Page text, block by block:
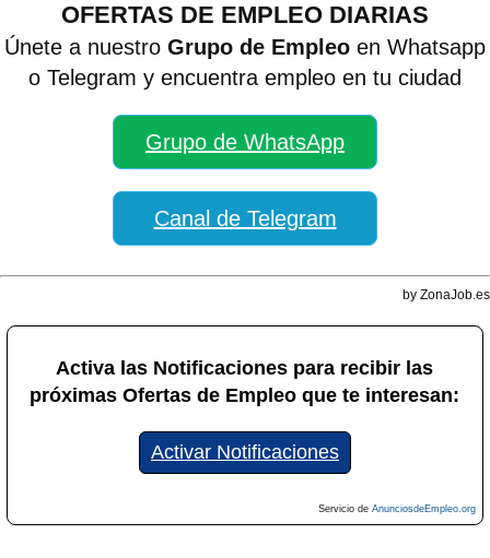
OFERTAS DE EMPLEO DIARIAS
Únete a nuestro Grupo de Empleo en Whatsapp
o Telegram y encuentra empleo en tu ciudad
Grupo de WhatsApp
Canal de Telegram
by ZonaJob.es
Activa las Notificaciones para recibir las
próximas Ofertas de Empleo que te interesan:
Activar Notificaciones
Servicio de AnunciosdeEmpleo.org